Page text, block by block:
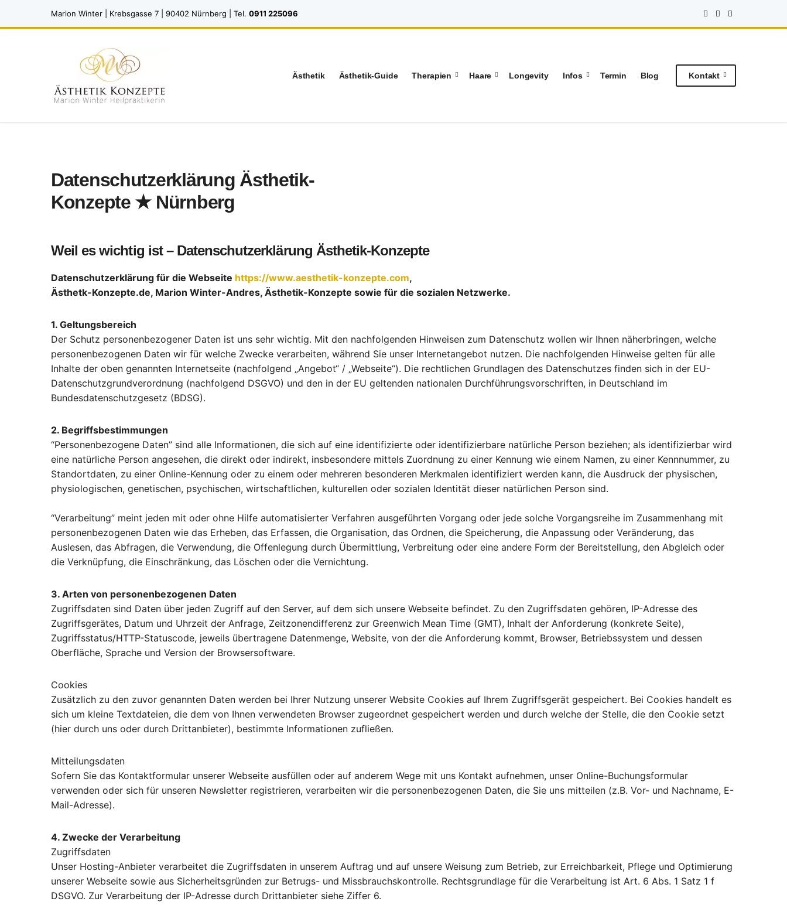
Marion Winter | Krebsgasse 7 | 90402 Nürnberg | Tel. 0911 225096
Ästhetik Ästhetik-Guide Therapien Haare Longevity Infos Termin Blog Kontakt
Datenschutzerklärung Ästhetik-
Konzepte ★ Nürnberg
Weil es wichtig ist – Datenschutzerklärung Ästhetik-Konzepte
Datenschutzerklärung für die Webseite https://www.aesthetik-konzepte.com,
Ästhetk-Konzepte.de, Marion Winter-Andres, Ästhetik-Konzepte sowie für die sozialen Netzwerke.
1. Geltungsbereich
Der Schutz personenbezogener Daten ist uns sehr wichtig. Mit den nachfolgenden Hinweisen zum Datenschutz wollen wir Ihnen näherbringen, welche
personenbezogenen Daten wir für welche Zwecke verarbeiten, während Sie unser Internetangebot nutzen. Die nachfolgenden Hinweise gelten für alle
Inhalte der oben genannten Internetseite (nachfolgend „Angebot“ / „Webseite“). Die rechtlichen Grundlagen des Datenschutzes finden sich in der EU-
Datenschutzgrundverordnung (nachfolgend DSGVO) und den in der EU geltenden nationalen Durchführungsvorschriften, in Deutschland im
Bundesdatenschutzgesetz (BDSG).
2. Begriffsbestimmungen
“Personenbezogene Daten” sind alle Informationen, die sich auf eine identifizierte oder identifizierbare natürliche Person beziehen; als identifizierbar wird
eine natürliche Person angesehen, die direkt oder indirekt, insbesondere mittels Zuordnung zu einer Kennung wie einem Namen, zu einer Kennnummer, zu
Standortdaten, zu einer Online-Kennung oder zu einem oder mehreren besonderen Merkmalen identifiziert werden kann, die Ausdruck der physischen,
physiologischen, genetischen, psychischen, wirtschaftlichen, kulturellen oder sozialen Identität dieser natürlichen Person sind.
“Verarbeitung” meint jeden mit oder ohne Hilfe automatisierter Verfahren ausgeführten Vorgang oder jede solche Vorgangsreihe im Zusammenhang mit
personenbezogenen Daten wie das Erheben, das Erfassen, die Organisation, das Ordnen, die Speicherung, die Anpassung oder Veränderung, das
Auslesen, das Abfragen, die Verwendung, die Offenlegung durch Übermittlung, Verbreitung oder eine andere Form der Bereitstellung, den Abgleich oder
die Verknüpfung, die Einschränkung, das Löschen oder die Vernichtung.
3. Arten von personenbezogenen Daten
Zugriffsdaten sind Daten über jeden Zugriff auf den Server, auf dem sich unsere Webseite befindet. Zu den Zugriffsdaten gehören, IP-Adresse des
Zugriffsgerätes, Datum und Uhrzeit der Anfrage, Zeitzonendifferenz zur Greenwich Mean Time (GMT), Inhalt der Anforderung (konkrete Seite),
Zugriffsstatus/HTTP-Statuscode, jeweils übertragene Datenmenge, Website, von der die Anforderung kommt, Browser, Betriebssystem und dessen
Oberfläche, Sprache und Version der Browsersoftware.
Cookies
Zusätzlich zu den zuvor genannten Daten werden bei Ihrer Nutzung unserer Website Cookies auf Ihrem Zugriffsgerät gespeichert. Bei Cookies handelt es
sich um kleine Textdateien, die dem von Ihnen verwendeten Browser zugeordnet gespeichert werden und durch welche der Stelle, die den Cookie setzt
(hier durch uns oder durch Drittanbieter), bestimmte Informationen zufließen.
Mitteilungsdaten
Sofern Sie das Kontaktformular unserer Webseite ausfüllen oder auf anderem Wege mit uns Kontakt aufnehmen, unser Online-Buchungsformular
verwenden oder sich für unseren Newsletter registrieren, verarbeiten wir die personenbezogenen Daten, die Sie uns mitteilen (z.B. Vor- und Nachname, E-
Mail-Adresse).
4. Zwecke der Verarbeitung
Zugriffsdaten
Unser Hosting-Anbieter verarbeitet die Zugriffsdaten in unserem Auftrag und auf unsere Weisung zum Betrieb, zur Erreichbarkeit, Pflege und Optimierung
unserer Webseite sowie aus Sicherheitsgründen zur Betrugs- und Missbrauchskontrolle. Rechtsgrundlage für die Verarbeitung ist Art. 6 Abs. 1 Satz 1 f
DSGVO. Zur Verarbeitung der IP-Adresse durch Drittanbieter siehe Ziffer 6.